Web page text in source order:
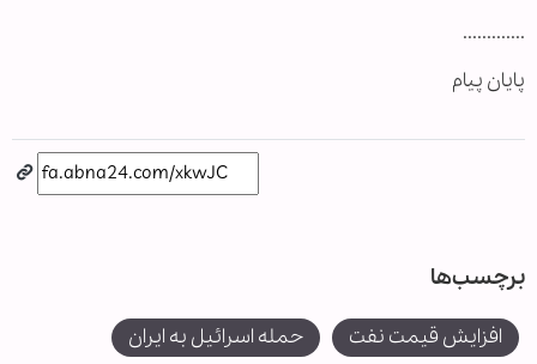
.............
پایان پیام
برچسب‌ها
افزایش قیمت نفت
حمله اسرائیل به ایران